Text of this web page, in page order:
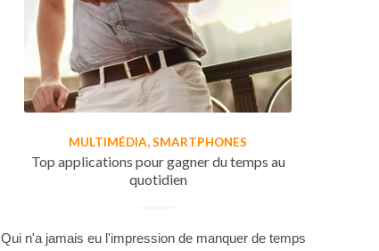
MULTIMÉDIA,SMARTPHONES
Top applications pour gagner du temps au
quotidien
Qui n'a jamais eu l'impression de manquer de temps